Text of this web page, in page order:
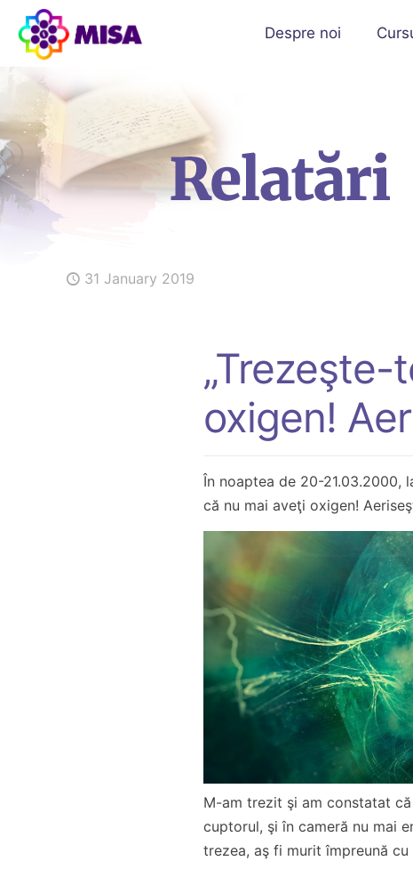
Despre noi
31 January 2019
oxigen!
În noaptea de 20-21.03.2000,
că nu mai aveţi oxigen!
M-am trezit şi am constatat
cuptorul, şi în cameră nu mai
trezea, aş fi murit împreună cu